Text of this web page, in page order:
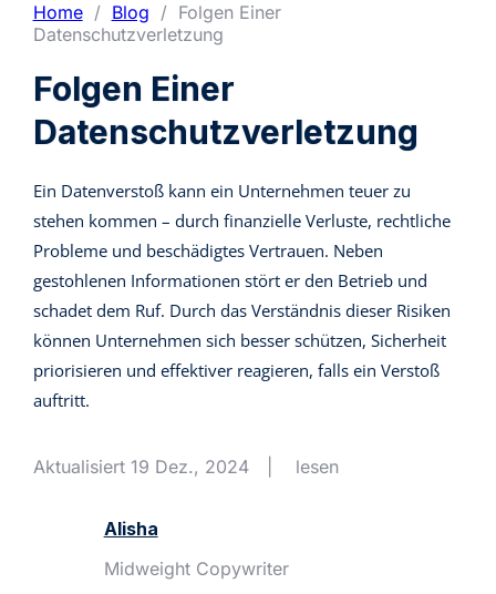
Home/ Blog / Folgen Einer
Datenschutzverletzung
Folgen Einer
Datenschutzverletzung
Ein Datenverstoß kann ein Unternehmen teuer zu
stehen kommen – durch finanzielle Verluste, rechtliche
Probleme und beschädigtes Vertrauen. Neben
gestohlenen Informationen stört er den Betrieb und
schadet dem Ruf. Durch das Verständnis dieser Risiken
können Unternehmen sich besser schützen, Sicherheit
priorisieren und effektiver reagieren, falls ein Verstoß
auftritt.
Aktualisiert 19 Dez., 2024 lesen
Alisha
Midweight Copywriter